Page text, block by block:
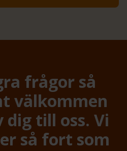
frågor så
välkommen
till oss. Vi
så fort som